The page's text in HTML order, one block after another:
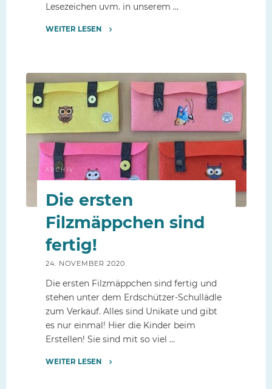
Lesezeichen uvm. in unserem …
WEITER LESEN
NähAG"
ARCHIV
Die ersten
Filzmäppchen sind
fertig!
24. NOVEMBER 2020
Die ersten Filzmäppchen sind fertig und
stehen unter dem Erdschützer-Schullädle
zum Verkauf. Alles sind Unikate und gibt
es nur einmal! Hier die Kinder beim
Erstellen! Sie sind mit so viel …
WEITER LESEN